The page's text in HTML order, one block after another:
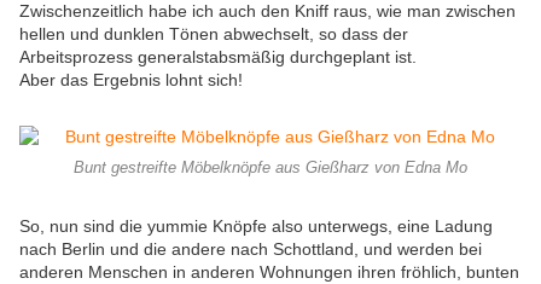
Zwischenzeitlich habe ich auch den Kniff raus, wie man zwischen
hellen und dunklen Tönen abwechselt, so dass der
Arbeitsprozess generalstabsmäßig durchgeplant ist.
Aber das Ergebnis lohnt sich!
Bunt gestreifte Möbelknöpfe aus Gießharz von Edna Mo
So, nun sind die yummie Knöpfe also unterwegs, eine Ladung
nach Berlin und die andere nach Schottland, und werden bei
anderen Menschen in anderen Wohnungen ihren fröhlich, bunten